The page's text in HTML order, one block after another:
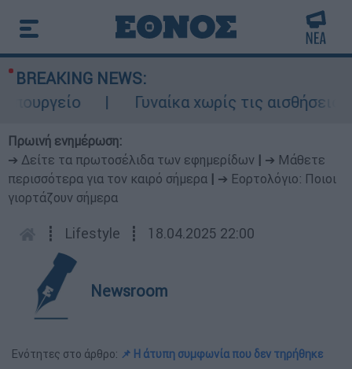
BREAKING NEWS:
Γυναίκα χωρίς τις αισθήσεις
Πρωινή ενημέρωση:
➔ Δείτε τα πρωτοσέλιδα των εφημερίδων
➔ Μάθετε
περισσότερα για τον καιρό σήμερα
➔ Εορτολόγιο: Ποιοι
γιορτάζουν σήμερα
┋ Lifestyle ┋ 18.04.2025 22:00
Newsroom
Ενότητες στο άρθρο: 📌 Η άτυπη συμφωνία που δεν τηρήθηκε